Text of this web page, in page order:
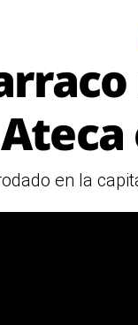
Ateca
en la